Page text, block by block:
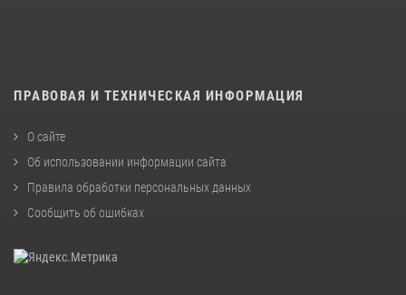
ПРАВОВАЯ И ТЕХНИЧЕСКАЯ ИНФОРМАЦИЯ
О сайте
Об использовании информации сайта
Правила обработки персональных данных
Сообщить об ошибках